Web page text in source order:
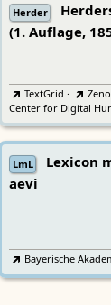
Herder
(1. Auflage,
TextGrid ·
Center for Digital
LmL
Lexicon
aevi
Bayerische